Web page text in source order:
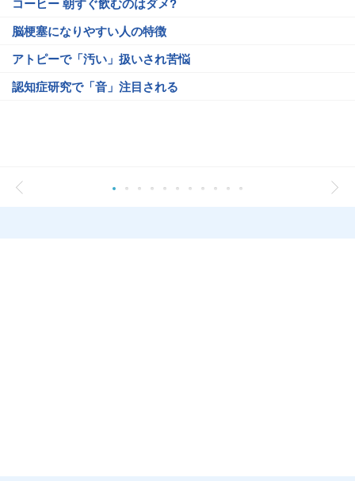
脳梗塞になりやすい人の特徴
アトピーで「汚い」扱いされ苦悩
認知症研究で「音」注目される